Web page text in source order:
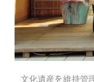
文化遺産を維持管